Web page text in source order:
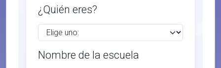
¿Quién eres?
Nombre de la escuela